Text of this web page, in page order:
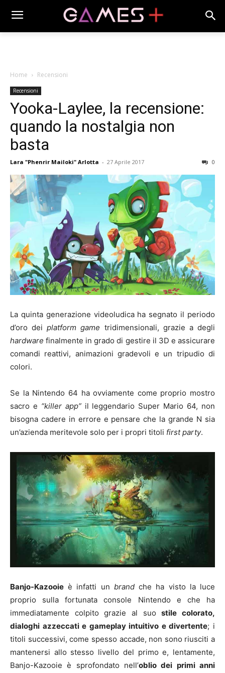
Home Recensioni
Recensioni
Yooka-Laylee, la recensione:
quando la nostalgia non
basta
Lara "Phenrir Mailoki" Arlotta - 27 Aprile 2017 0
La quinta generazione videoludica ha segnato il periodo
d’oro deiplatform game tridimensionali, grazie a degli
hardware finalmente in grado di gestire il 3D e assicurare
comandi reattivi, animazioni gradevoli e un tripudio di
colori.
Se la Nintendo 64 ha ovviamente come proprio mostro
sacro e “killer app”il leggendario Super Mario 64, non
bisogna cadere in errore e pensare che la grande N sia
un’azienda meritevole solo per i propri titoli first party.
Banjo-Kazooie è infatti un brandche ha visto la luce
proprio sulla fortunata console Nintendo e che ha
immediatamente colpito grazie al suostile colorato,
dialoghi azzeccati e gameplay intuitivo e divertente; i
titoli successivi, come spesso accade, non sono riusciti a
mantenersi allo stesso livello del primo e, lentamente,
Banjo-Kazooie è sprofondato nell’oblio dei primi anni